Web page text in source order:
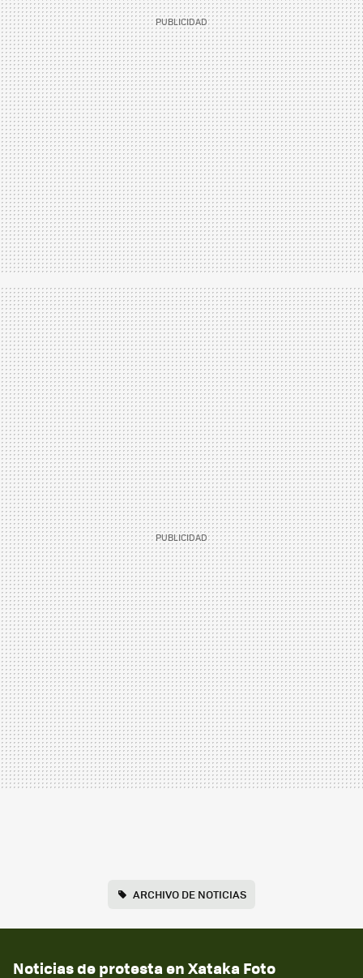
ARCHIVO DE NOTICIAS
Noticias de protesta en Xataka Foto